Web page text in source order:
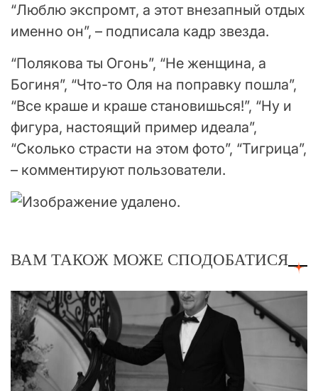
“Люблю экспромт, а этот внезапный отдых
именно он”, – подписала кадр звезда.
“Полякова ты Огонь”, “Не женщина, а
Богиня”, “Что-то Оля на поправку пошла”,
“Все краше и краше становишься!”, “Ну и
фигура, настоящий пример идеала”,
“Сколько страсти на этом фото”, “Тигрица”,
– комментируют пользователи.
ВАМ ТАКОЖ МОЖЕ СПОДОБАТИСЯ